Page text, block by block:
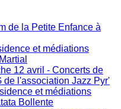
de la Petite Enfance à
et médiations
12 avril - Concerts de
de l'association Jazz Pyr'
et médiations
Bollente